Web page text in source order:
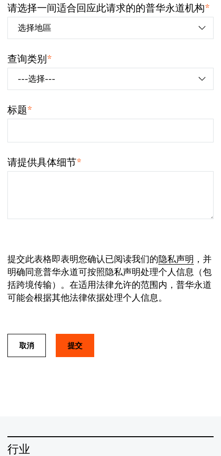
请选择一间适合回应此请求的的普华永道机构*
查询类别*
标题*
请提供具体细节*
提交此表格即表明您确认已阅读我们的隐私声明 ，并
明确同意普华永道可按照隐私声明处理个人信息（包
括跨境传输）。在适用法律允许的范围内，普华永道
可能会根据其他法律依据处理个人信息。
取消
行业